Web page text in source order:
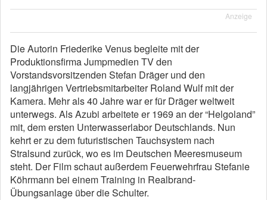
Anzeige
Die Autorin Friederike Venus begleite mit der
Produktionsfirma Jumpmedien TV den
Vorstandsvorsitzenden Stefan Dräger und den
langjährigen Vertriebsmitarbeiter Roland Wulf mit der
Kamera. Mehr als 40 Jahre war er für Dräger weltweit
unterwegs. Als Azubi arbeitete er 1969 an der “Helgoland”
mit, dem ersten Unterwasserlabor Deutschlands. Nun
kehrt er zu dem futuristischen Tauchsystem nach
Stralsund zurück, wo es im Deutschen Meeresmuseum
steht. Der Film schaut außerdem Feuerwehrfrau Stefanie
Köhrmann bei einem Training in Realbrand-
Übungsanlage über die Schulter.